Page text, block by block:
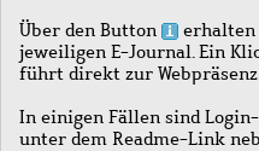
Über den Button
erhalten
jeweiligen E-Journal. Ein
führt direkt zur
In einigen Fällen sind
unter dem Readme-Link